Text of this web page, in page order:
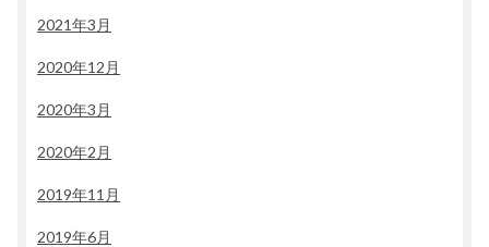
2021年3月
2020年12月
2020年3月
2020年2月
2019年11月
2019年6月